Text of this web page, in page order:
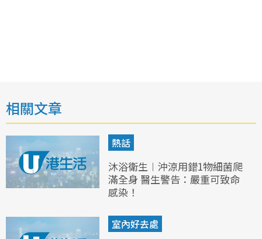
相關文章
熱話
沐浴衛生︱沖涼用錯1物細菌爬
滿全身 醫生警告：嚴重可致命
感染！
室內好去處